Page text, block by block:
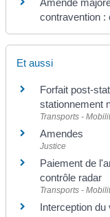
contravention :
Et aussi
Forfait post-
stationnement
Transports -
Amendes
Justice
Paiement de
contrôle radar
Transports -
Interception du